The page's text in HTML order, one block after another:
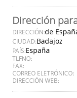
Dirección
DIRECCIÓN:de
CIUDAD:Badajoz
PAÍS:España
TLFNO:
FAX:
CORREO ELETRÓNICO:
DIRECCIÓN WEB: